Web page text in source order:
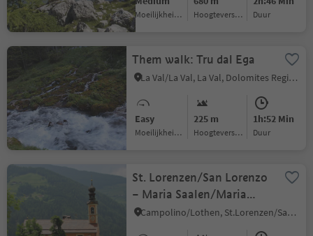
Moeilijkheidsgraad Hoogteverschil Duur
Them walk: Tru dal Ega
La Val/La Val, La Val, Dolomites Region Kronplatz/Plan de Corones
Easy
Moeilijkheidsgraad
225 m
Hoogteverschil
1h:52 Min
Duur
St. Lorenzen/San Lorenzo
– Maria Saalen/Maria
Sares
Campolino/Lothen, St.Lorenzen/San Lorenzo di Sebato, Dolomites Region Kronplatz/Plan de Corones